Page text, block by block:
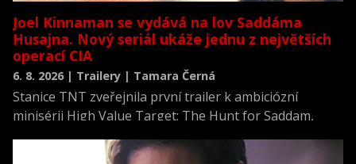
Joel Kinnaman se vydává na lov Saddáma
Husajna. Nový seriál ukáže jednu z největších
operací CIA
6. 8. 2026 | Trailery | Tamara Černá
Stanice TNT zveřejnila první trailer k ambiciózní
minisérii High Value Target: The Hunt for Saddam,
novodobých dějin.